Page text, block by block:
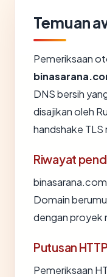
Temuan
Pemeriksaan
DNS bersih
disajikan oleh
handshake
Riwayat
Domain
dengan proyek
Putusan
Pemeriksaan